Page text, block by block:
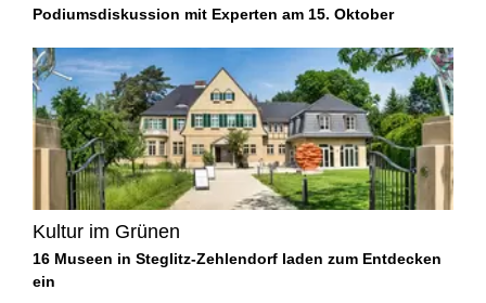
Podiumsdiskussion mit Experten am 15. Oktober
Kultur im Grünen
16 Museen in Steglitz-Zehlendorf laden zum Entdecken
ein